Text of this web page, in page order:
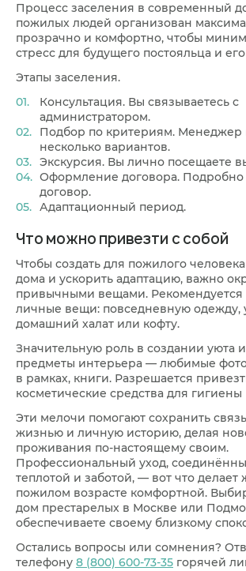
Процесс заселения в современный
пожилых людей организован
прозрачно и комфортно, чтобы
стресс для будущего постояльца и
Этапы заселения.
Консультация. Вы связываетесь с
администратором.
Подбор по критериям. Менеджер
несколько вариантов.
Экскурсия. Вы лично посещаете
Оформление договора. Подробно
договор.
Адаптационный период.
Что можно привезти с собой
Чтобы создать для пожилого
дома и ускорить адаптацию, важно
привычными вещами. Рекомендуется
личные вещи: повседневную одежду,
домашний халат или кофту.
Значительную роль в создании уюта
предметы интерьера — любимые
в рамках, книги. Разрешается
косметические средства для гигиены
Эти мелочи помогают сохранить
жизнью и личную историю, делая
проживания по-настоящему своим.
Профессиональный уход,
теплотой и заботой, — вот что делает
пожилом возрасте комфортной.
дом престарелых в Москве или
обеспечиваете своему близкому
Остались вопросы или сомнения?
телефону 8 (800) 600-73-35 горячей